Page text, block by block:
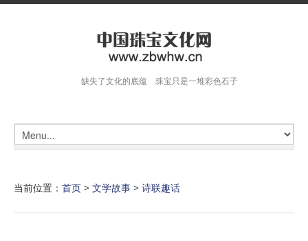
缺失了文化的底蕴 珠宝只是一堆彩色石子
当前位置： 首页 > 文学故事 > 诗联趣话